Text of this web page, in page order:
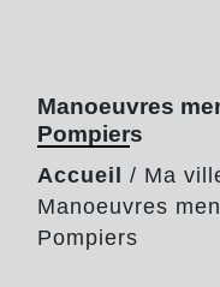
Manoeuvres
Pompiers
Accueil / Ma
Manoeuvres
Pompiers